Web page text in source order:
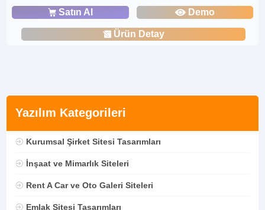
Yazılım Kategorileri
Kurumsal Şirket Sitesi Tasarımları
İnşaat ve Mimarlık Siteleri
Rent A Car ve Oto Galeri Siteleri
Emlak Sitesi Tasarımları
Satın Al Demo
Ürün Detay